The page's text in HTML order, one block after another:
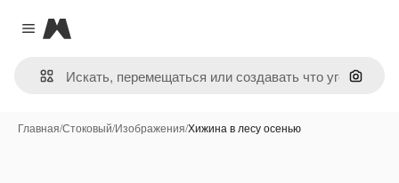
Close menu
Magnific
Поиск
Главная/Стоковый/Изображения/Хижина в лесу осенью